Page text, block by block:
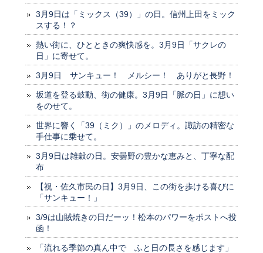
3月9日は「ミックス（39）」の日。信州上田をミック
スする！？
熱い街に、ひとときの爽快感を。3月9日「サクレの
日」に寄せて。
3月9日 サンキュー！ メルシー！ ありがと長野！
坂道を登る鼓動、街の健康。3月9日「脈の日」に想い
をのせて。
世界に響く「39（ミク）」のメロディ。諏訪の精密な
手仕事に乗せて。
3月9日は雑穀の日。安曇野の豊かな恵みと、丁寧な配
布
【祝・佐久市民の日】3月9日、この街を歩ける喜びに
「サンキュー！」
3/9は山賊焼きの日だーッ！松本のパワーをポストへ投
函！
「流れる季節の真ん中で ふと日の長さを感じます」